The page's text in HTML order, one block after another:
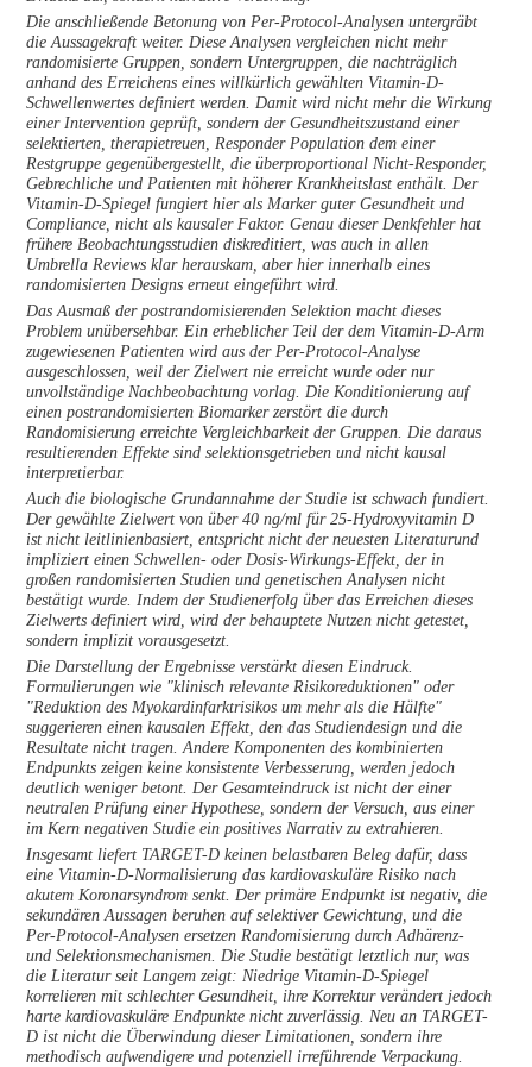
Die anschließende Betonung von Per-Protocol-Analysen untergräbt
die Aussagekraft weiter. Diese Analysen vergleichen nicht mehr
randomisierte Gruppen, sondern Untergruppen, die nachträglich
anhand des Erreichens eines willkürlich gewählten Vitamin-D-
Schwellenwertes definiert werden. Damit wird nicht mehr die Wirkung
einer Intervention geprüft, sondern der Gesundheitszustand einer
selektierten, therapietreuen, Responder Population dem einer
Restgruppe gegenübergestellt, die überproportional Nicht-Responder,
Gebrechliche und Patienten mit höherer Krankheitslast enthält. Der
Vitamin-D-Spiegel fungiert hier als Marker guter Gesundheit und
Compliance, nicht als kausaler Faktor. Genau dieser Denkfehler hat
frühere Beobachtungsstudien diskreditiert, was auch in allen
Umbrella Reviews klar herauskam, aber hier innerhalb eines
randomisierten Designs erneut eingeführt wird.
Das Ausmaß der postrandomisierenden Selektion macht dieses
Problem unübersehbar. Ein erheblicher Teil der dem Vitamin-D-Arm
zugewiesenen Patienten wird aus der Per-Protocol-Analyse
ausgeschlossen, weil der Zielwert nie erreicht wurde oder nur
unvollständige Nachbeobachtung vorlag. Die Konditionierung auf
einen postrandomisierten Biomarker zerstört die durch
Randomisierung erreichte Vergleichbarkeit der Gruppen. Die daraus
resultierenden Effekte sind selektionsgetrieben und nicht kausal
interpretierbar.
Auch die biologische Grundannahme der Studie ist schwach fundiert.
Der gewählte Zielwert von über 40 ng/ml für 25-Hydroxyvitamin D
ist nicht leitlinienbasiert, entspricht nicht der neuesten Literaturund
impliziert einen Schwellen- oder Dosis-Wirkungs-Effekt, der in
großen randomisierten Studien und genetischen Analysen nicht
bestätigt wurde. Indem der Studienerfolg über das Erreichen dieses
Zielwerts definiert wird, wird der behauptete Nutzen nicht getestet,
sondern implizit vorausgesetzt.
Die Darstellung der Ergebnisse verstärkt diesen Eindruck.
Formulierungen wie "klinisch relevante Risikoreduktionen" oder
"Reduktion des Myokardinfarktrisikos um mehr als die Hälfte"
suggerieren einen kausalen Effekt, den das Studiendesign und die
Resultate nicht tragen. Andere Komponenten des kombinierten
Endpunkts zeigen keine konsistente Verbesserung, werden jedoch
deutlich weniger betont. Der Gesamteindruck ist nicht der einer
neutralen Prüfung einer Hypothese, sondern der Versuch, aus einer
im Kern negativen Studie ein positives Narrativ zu extrahieren.
Insgesamt liefert TARGET-D keinen belastbaren Beleg dafür, dass
eine Vitamin-D-Normalisierung das kardiovaskuläre Risiko nach
akutem Koronarsyndrom senkt. Der primäre Endpunkt ist negativ, die
sekundären Aussagen beruhen auf selektiver Gewichtung, und die
Per-Protocol-Analysen ersetzen Randomisierung durch Adhärenz-
und Selektionsmechanismen. Die Studie bestätigt letztlich nur, was
die Literatur seit Langem zeigt: Niedrige Vitamin-D-Spiegel
korrelieren mit schlechter Gesundheit, ihre Korrektur verändert jedoch
harte kardiovaskuläre Endpunkte nicht zuverlässig. Neu an TARGET-
D ist nicht die Überwindung dieser Limitationen, sondern ihre
methodisch aufwendigere und potenziell irreführende Verpackung.